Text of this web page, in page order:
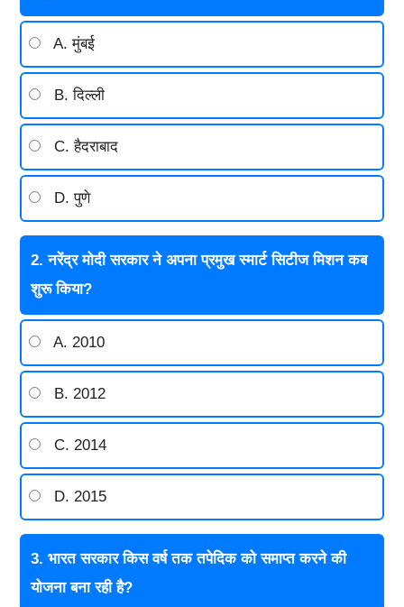
A. मुंबई
B. दिल्ली
C. हैदराबाद
D. पुणे
2. नरेंद्र मोदी सरकार ने अपना प्रमुख स्मार्ट सिटीज मिशन कब
शुरू किया?
A. 2010
B. 2012
C. 2014
D. 2015
3. भारत सरकार किस वर्ष तक तपेदिक को समाप्त करने की
योजना बना रही है?